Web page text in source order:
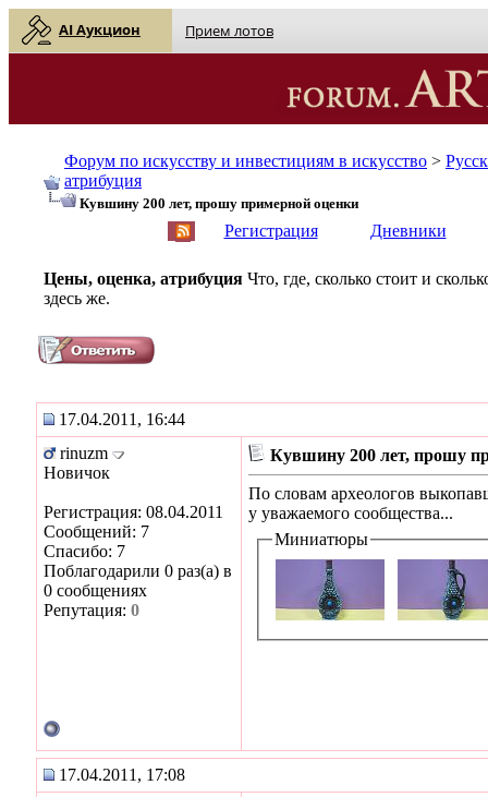
AI Аукцион Прием лотов
Форум по искусству и инвестициям в искусство >
атрибуция
Кувшину 200 лет, прошу примерной оценки
Регистрация Дневники
Цены, оценка, атрибуция Что, где, сколько стоит и
здесь же.
17.04.2011, 16:44
rinuzm
Новичок
Регистрация: 08.04.2011
Сообщений: 7
Спасибо: 7
Поблагодарили 0 раз(а) в
0 сообщениях
Репутация: 0
Кувшину 200 лет, прошу
По словам археологов
у уважаемого сообщества...
Миниатюры
17.04.2011, 17:08